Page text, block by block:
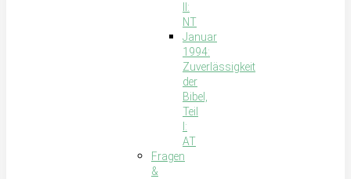
II:
NT
Januar
1994:
Zuverlässigkeit
der
Bibel,
Teil
I:
AT
Fragen
&